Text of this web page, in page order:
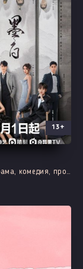
13+
про молодость и любовь, романтика, про школу и школьников